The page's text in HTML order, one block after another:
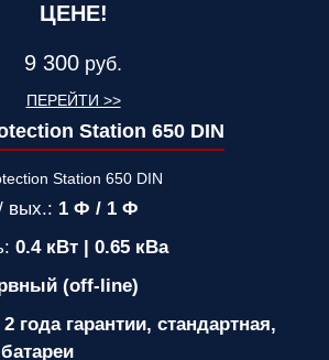
ЦЕНЕ!
9 300 руб.
ПЕРЕЙТИ >>
Station 650 DIN
вых.: 1 Ф / 1 Ф
0.4 кВт | 0.65 кВа
(off-line)
2 года гарантии, стандартная,